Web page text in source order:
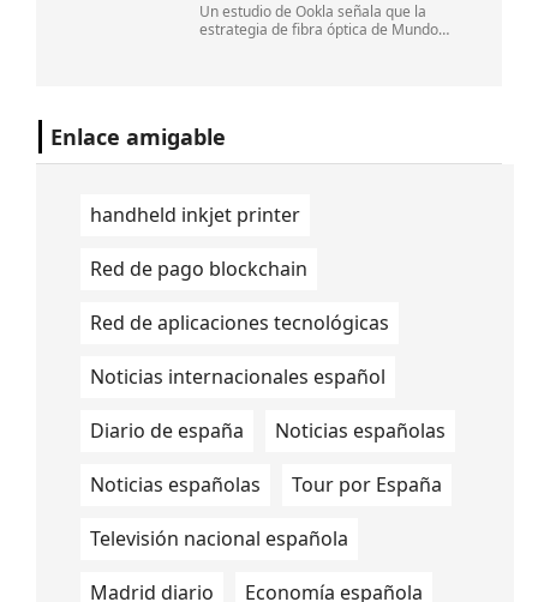
Un estudio de Ookla señala que la
estrategia de fibra óptica de Mundo
Enlace amigable
handheld inkjet printer
Red de pago blockchain
Red de aplicaciones tecnológicas
Noticias internacionales español
Diario de españa Noticias españolas
Noticias españolas Tour por España
Televisión nacional española
Madrid diario Economía española